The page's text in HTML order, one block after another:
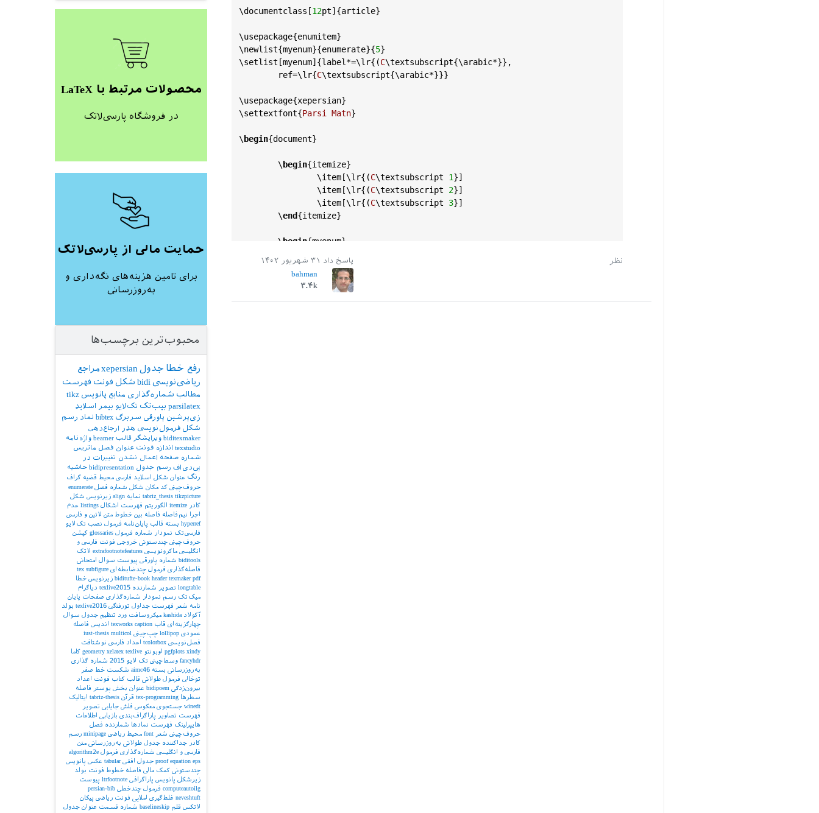
\documentclass [12pt]{article}
\usepackage{enumitem}
\newlist{myenum}{enumerate}{5}
\setlist [myenum]{label *=\lr{(C\textsubscript{\arabic*}},
ref=\lr{C\textsubscript{\arabic*}}}
\usepackage{xepersian}
\settextfont{Parsi Matn}
\begin{document}
	\
begin{itemize}
		\
item[\lr{(C\textsubscript 1}]
		\
item[\lr{(C\textsubscript 2}]
		\
item[\lr{(C\textsubscript 3}]
	\
end{itemize}
	\
begin{myenum}
		\
item
		\
item
myenum }
پاسخ داد ۳۱ شهریور ۱۴۰۲
bahman
۳.۴k
محصولات مرتبط با LaTeX
در فروشگاه پارسی‌لاتک
حمایت مالی از پارسی‌لاتک
برای تامین هزینه‌های نگه‌داری و
به‌روزرسانی
محبوب‌ترین برچسب‌ها
رفع خطا جدول xepersianمراجع
ریاضی‌نویسی bidi شکل فونت فهرست
مطالب شماره‌گذاری منابع پانویس tikz
parsilatex بیب‌تک تک‌لایو بیمر اسلاید
زی‌پرشین پاورقی سربرگ bibtex نماد رسم
شکل فرمول‌نویسی هدر
ارجاع‌دهی
biditexmaker ویرایشگر قالب beamer واژه‌نامه
texstudio اندازه فونت عنوان فصل ماتریس
شماره صفحه اعمال نشدن تغییرات در
پی‌دی‌اف رسم جدول bidipresentation حاشیه
رنگ عنوان شکل اسلاید فارسی محیط قضیه گراف
حروف‌چینی کد مکان شکل شماره فصل enumerate
tabriz_thesis tikzpicture نمایه align زیرنویس شکل
کادر
itemize الگوریتم فهرست اشکال listings عدم
اجرا
نیم‌فاصله فاصله بین خطوط متن لاتین و فارسی
hyperref بسته قالب پایان‌نامه فرمول نصب تک‌لایو
فارسی‌تک نمودار شماره فرمول glossaries کپشن
حروف‌چینی چندستونی خروجی فونت فارسی و
انگلیسی ماکرونویسی extrafootnotefeatures لاتک
biditools شماره پاورقی پیوست‌ سوال امتحانی
فاصله‌گذاری فرمول چندضابطه‌ای tex subfigure
biditufte-book header texmaker pdf زیرنویس خطا
longtable تصویر شمارنده texlive2015 دیاگرام
میک‌تک رسم نمودار شماره‌گذاری صفحات پایان
نامه شعر فهرست جداول تورفتگی texlive2016 بولد
آکولاد kashida میکروسافت ورد تنظیم جدول سوال
چهارگزینه‌ای قاب texworks caption اندیس فاصله
عمودی lollipop چپ‌چینی iust-thesis multicol
فصل‌نویسی tcolorbox اعداد فارسی نوشتافت
pgfplots xindy اوبونتو geometry xelatex texlive
کاما
fancyhdr وسط‌چینی تک لایو 2015
شماره گذاری
به‌روزرسانی بسته aimc46 شکست خط صفر
توخالی فرمول طولانی قالب کتاب فونت اعداد
بیرون‌زدگی bidipoem عنوان بخش پوستر
فاصله
سطرها
tex-programming قرآن tabriz-thesis
ایتالیک
winedt جستجوی معکوس فلش جایابی تصویر
فهرست تصاویر
پاراگراف‌بندی بازیابی اطلاعات
هایپرلینک فهرست نمادها
شمارنده فصل
حروف‌چینی شعر font محیط ریاضی minipage رسم
کادر
جداکننده جدول طولانی به‌روزرسانی متن
فارسی و انگلیسی شماره‌گذاری فرمول algorithm2e
proof equation eps جدول افقی tabular عکس پانویس
چندستونی کمک مالی فاصله خطوط فونت بولد
زیرشکل پانویس پاراگرافی ltrfootnote پیوست
computeautoilg فرمول چندخطی persian-bib
neveshtuft غلط‌گیری املایی فونت ریاضی پیکان
لاتکس قلم baselineskip شماره قسمت عنوان جدول